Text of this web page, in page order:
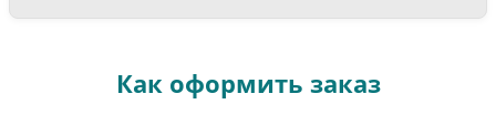
Как оформить заказ